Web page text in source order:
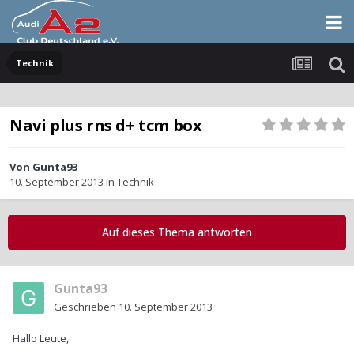
Technik
Navi plus rns d+ tcm box
Von Gunta93
10. September 2013 in Technik
Auf dieses Thema antworten
Gunta93
Geschrieben 10. September 2013
Hallo Leute,